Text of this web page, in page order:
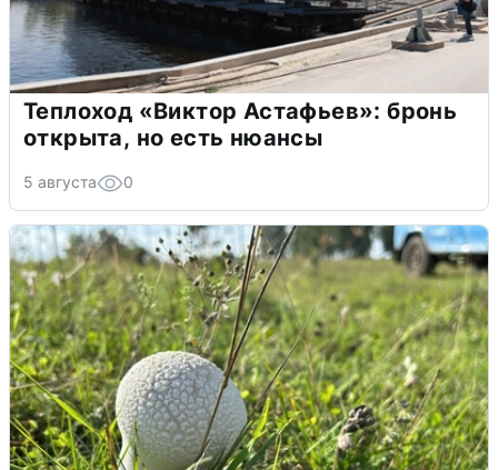
Теплоход «Виктор Астафьев»: бронь
открыта, но есть нюансы
5 августа 0